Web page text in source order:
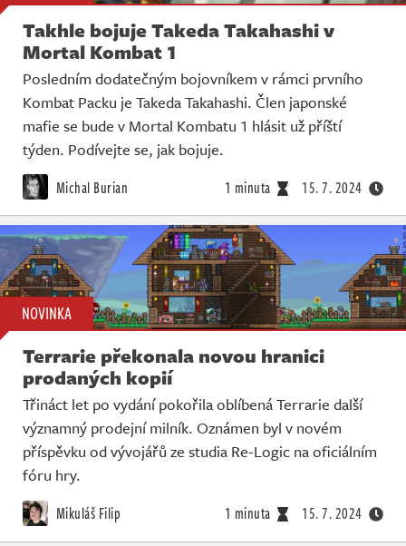
Takhle bojuje Takeda Takahashi v
Mortal Kombat 1
Posledním dodatečným bojovníkem v rámci prvního
Kombat Packu je Takeda Takahashi. Člen japonské
mafie se bude v Mortal Kombatu 1 hlásit už příští
týden. Podívejte se, jak bojuje.
Michal Burian 1 minuta 15. 7. 2024
NOVINKA
Terrarie překonala novou hranici
prodaných kopií
Třináct let po vydání pokořila oblíbená Terrarie další
významný prodejní milník. Oznámen byl v novém
příspěvku od vývojářů ze studia Re-Logic na oficiálním
fóru hry.
Mikuláš Filip 1 minuta 15. 7. 2024